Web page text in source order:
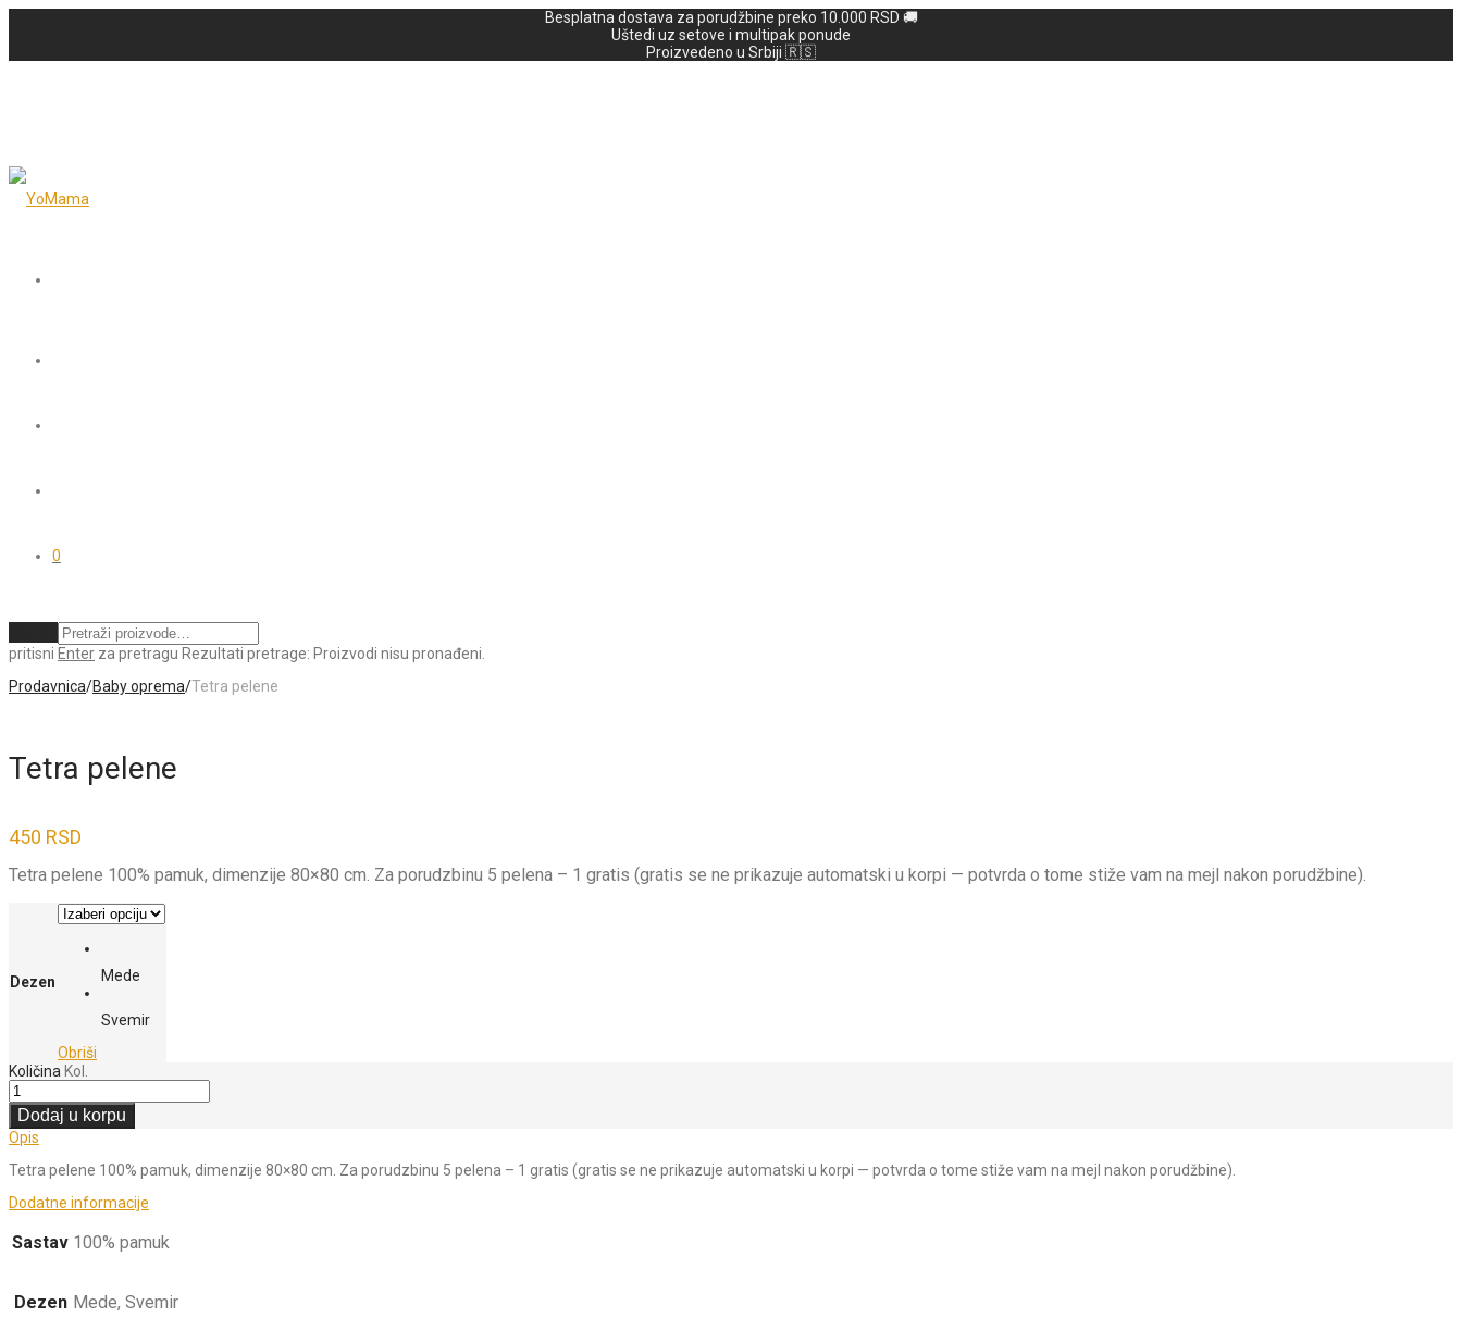
Besplatna dostava za porudžbine preko 10.000 RSD 🚚
Uštedi uz setove i multipak ponude
Proizvedeno u Srbiji 🇷🇸
0
pritisni Enter za pretragu Rezultati pretrage: Proizvodi nisu pronađeni.
Prodavnica/Baby oprema/Tetra pelene
Tetra pelene
450 RSD
Tetra pelene 100% pamuk, dimenzije 80×80 cm. Za porudzbinu 5 pelena – 1 gratis (gratis se ne prikazuje automatski u korpi — potvrda o tome stiže vam na mejl nakon porudžbine).
Dezen Mede
Svemir
Obriši
Količina Kol.
Dodaj u korpu
Opis
Tetra pelene 100% pamuk, dimenzije 80×80 cm. Za porudzbinu 5 pelena – 1 gratis (gratis se ne prikazuje automatski u korpi — potvrda o tome stiže vam na mejl nakon porudžbine).
Dodatne informacije
Sastav 100% pamuk
Dezen Mede, Svemir